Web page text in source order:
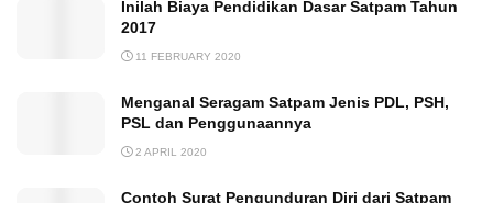
Inilah Biaya Pendidikan Dasar Satpam Tahun
2017
11 FEBRUARY 2020
Menganal Seragam Satpam Jenis PDL, PSH,
PSL dan Penggunaannya
2 APRIL 2020
Contoh Surat Pengunduran Diri dari Satpam